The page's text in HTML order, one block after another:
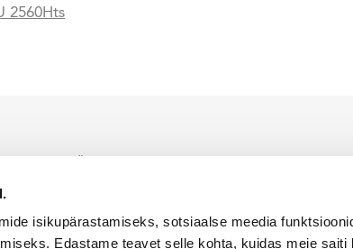
isikupärastamiseks, sotsiaalse meedia
Edastame teavet selle kohta, kuidas meie saiti
2560Hts
KASUTAMISE POLIITIKA PRIVAATSUSPOLIITIKA